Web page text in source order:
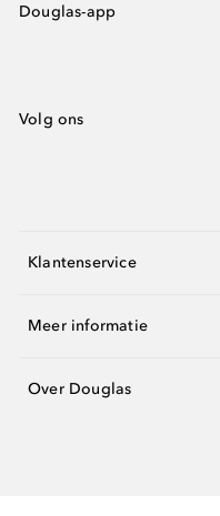
Douglas-app
Volg ons
Klantenservice
Meer informatie
Over Douglas